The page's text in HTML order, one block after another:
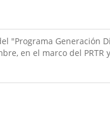
"Programa Generación
en el marco del PRTR